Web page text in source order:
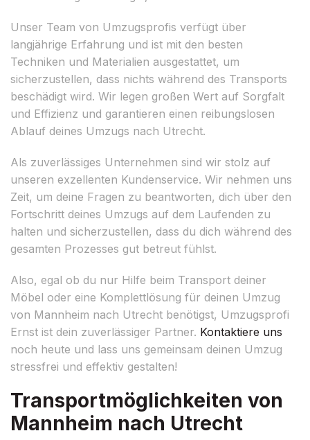
Unser Team von Umzugsprofis verfügt über
langjährige Erfahrung und ist mit den besten
Techniken und Materialien ausgestattet, um
sicherzustellen, dass nichts während des Transports
beschädigt wird. Wir legen großen Wert auf Sorgfalt
und Effizienz und garantieren einen reibungslosen
Ablauf deines Umzugs nach Utrecht.
Als zuverlässiges Unternehmen sind wir stolz auf
unseren exzellenten Kundenservice. Wir nehmen uns
Zeit, um deine Fragen zu beantworten, dich über den
Fortschritt deines Umzugs auf dem Laufenden zu
halten und sicherzustellen, dass du dich während des
gesamten Prozesses gut betreut fühlst.
Also, egal ob du nur Hilfe beim Transport deiner
Möbel oder eine Komplettlösung für deinen Umzug
von Mannheim nach Utrecht benötigst, Umzugsprofi
Ernst ist dein zuverlässiger Partner. Kontaktiere uns
noch heute und lass uns gemeinsam deinen Umzug
stressfrei und effektiv gestalten!
Transportmöglichkeiten von
Mannheim nach Utrecht